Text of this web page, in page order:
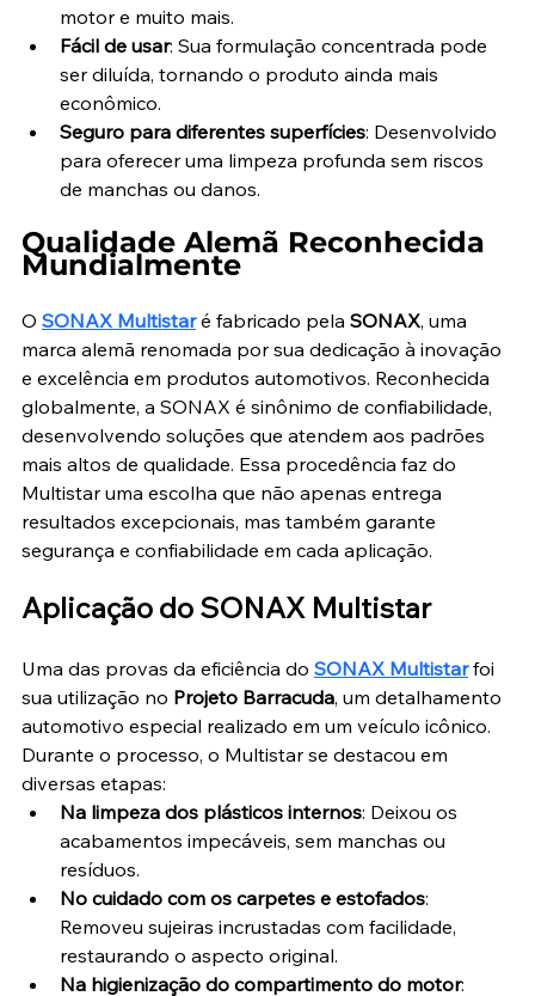
motor e muito mais.
Fácil de usar: Sua formulação concentrada pode
ser diluída, tornando o produto ainda mais
econômico.
Seguro para diferentes superfícies: Desenvolvido
para oferecer uma limpeza profunda sem riscos
de manchas ou danos.
Qualidade Alemã Reconhecida
Mundialmente
O SONAX Multistar é fabricado pela SONAX, uma
marca alemã renomada por sua dedicação à inovação
e excelência em produtos automotivos. Reconhecida
globalmente, a SONAX é sinônimo de confiabilidade,
desenvolvendo soluções que atendem aos padrões
mais altos de qualidade. Essa procedência faz do
Multistar uma escolha que não apenas entrega
resultados excepcionais, mas também garante
segurança e confiabilidade em cada aplicação.
Aplicação do SONAX Multistar
Uma das provas da eficiência do SONAX Multistar foi
sua utilização no Projeto Barracuda, um detalhamento
automotivo especial realizado em um veículo icônico.
Durante o processo, o Multistar se destacou em
diversas etapas:
Na limpeza dos plásticos internos: Deixou os
acabamentos impecáveis, sem manchas ou
resíduos.
No cuidado com os carpetes e estofados:
Removeu sujeiras incrustadas com facilidade,
restaurando o aspecto original.
Na higienização do compartimento do motor: